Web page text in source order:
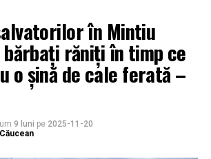
în Mintiu
bărbați răniți în timp ce
o șină de cale ferată –
9 luni pe 2025-11-20